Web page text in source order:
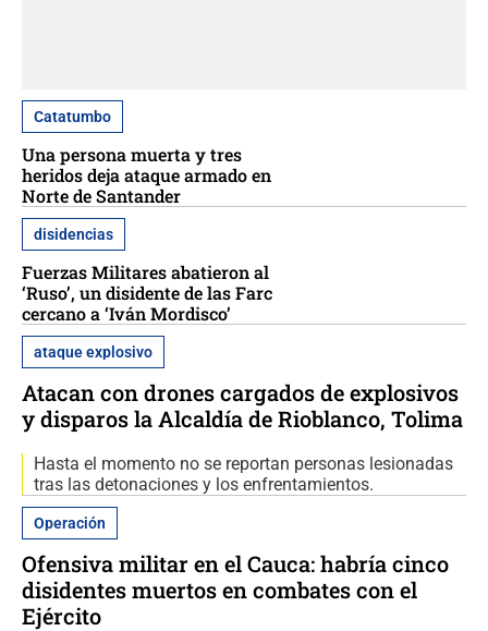
Catatumbo
Una persona muerta y tres
heridos deja ataque armado en
Norte de Santander
disidencias
Fuerzas Militares abatieron al
‘Ruso’, un disidente de las Farc
cercano a ‘Iván Mordisco’
ataque explosivo
Atacan con drones cargados de explosivos
y disparos la Alcaldía de Rioblanco, Tolima
Hasta el momento no se reportan personas lesionadas
tras las detonaciones y los enfrentamientos.
Operación
Ofensiva militar en el Cauca: habría cinco
disidentes muertos en combates con el
Ejército